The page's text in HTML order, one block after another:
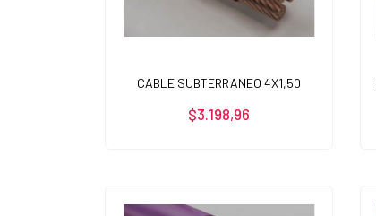
CABLE SUBTERRANEO 4X1,50
$3.198,96